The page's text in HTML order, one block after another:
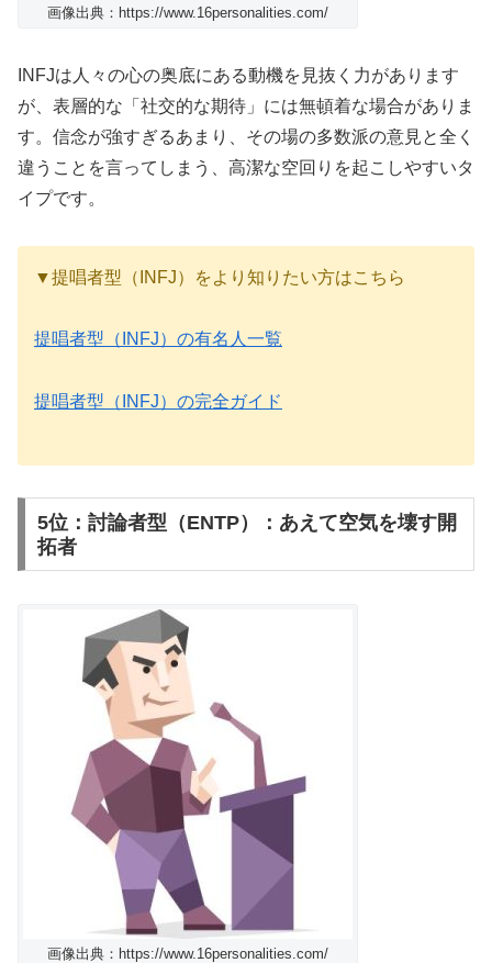
画像出典：https://www.16personalities.com/
INFJは人々の心の奥底にある動機を見抜く力があります
が、表層的な「社交的な期待」には無頓着な場合がありま
す。信念が強すぎるあまり、その場の多数派の意見と全く
違うことを言ってしまう、高潔な空回りを起こしやすいタ
イプです。
▼提唱者型（INFJ）をより知りたい方はこちら
提唱者型（INFJ）の有名人一覧
提唱者型（INFJ）の完全ガイド
5位：討論者型（ENTP）：あえて空気を壊す開
拓者
画像出典：https://www.16personalities.com/